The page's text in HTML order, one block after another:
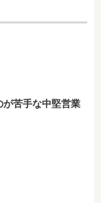
が苦手な中堅営業